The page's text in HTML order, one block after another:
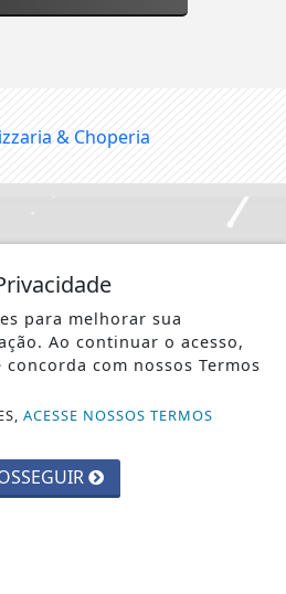
e confira as
Portal
exclusivas, anunciar
mais!
CONTA
para melhorar sua
Ao continuar o acesso,
com nossos Termos
ACESSE NOSSOS TERMOS